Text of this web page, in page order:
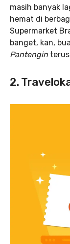
masih banyak
hemat di
Supermarket
banget, kan,
Pantengin
2.